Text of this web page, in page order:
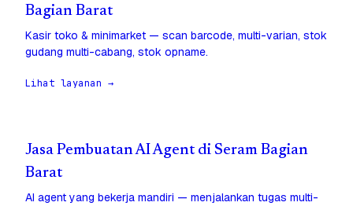
Bagian Barat
Kasir toko & minimarket — scan barcode, multi-varian, stok
gudang multi-cabang, stok opname.
Lihat layanan →
Jasa Pembuatan AI Agent di Seram Bagian
Barat
AI agent yang bekerja mandiri — menjalankan tugas multi-